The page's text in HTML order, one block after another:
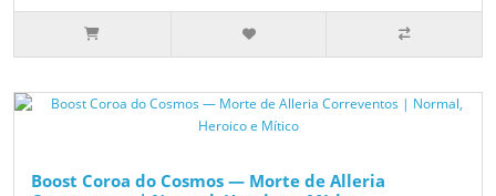
Boost Coroa do Cosmos — Morte de Alleria